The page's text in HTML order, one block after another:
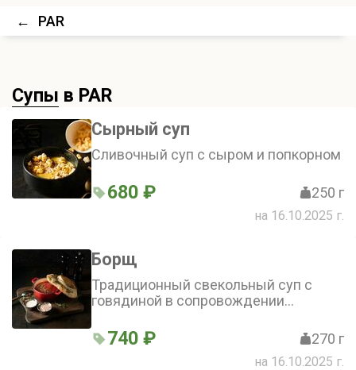
← PAR
Супы в PAR
Сырный суп
Сливочный суп с сыром и попкорном
680 ₽ 250 г
на 16.10.2025 г.
Борщ
Традиционный свекольный суп с
говядиной в сопровождении
740 ₽ 270 г
на 16.10.2025 г.